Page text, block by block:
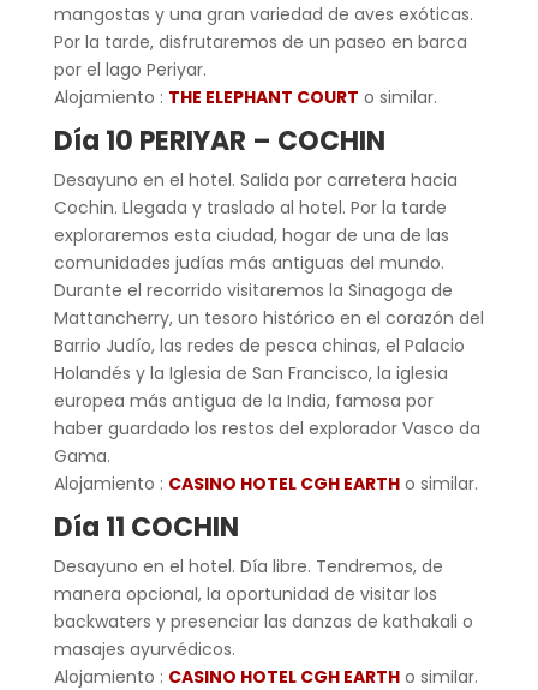
mangostas y una gran variedad de aves exóticas.
Por la tarde, disfrutaremos de un paseo en barca
por el lago Periyar.
Alojamiento : THE ELEPHANT COURT o similar.
Día 10 PERIYAR – COCHIN
Desayuno en el hotel. Salida por carretera hacia
Cochin. Llegada y traslado al hotel. Por la tarde
exploraremos esta ciudad, hogar de una de las
comunidades judías más antiguas del mundo.
Durante el recorrido visitaremos la Sinagoga de
Mattancherry, un tesoro histórico en el corazón del
Barrio Judío, las redes de pesca chinas, el Palacio
Holandés y la Iglesia de San Francisco, la iglesia
europea más antigua de la India, famosa por
haber guardado los restos del explorador Vasco da
Gama.
Alojamiento : CASINO HOTEL CGH EARTHo similar.
Día 11 COCHIN
Desayuno en el hotel. Día libre. Tendremos, de
manera opcional, la oportunidad de visitar los
backwaters y presenciar las danzas de kathakali o
masajes ayurvédicos.
Alojamiento : CASINO HOTEL CGH EARTHo similar.